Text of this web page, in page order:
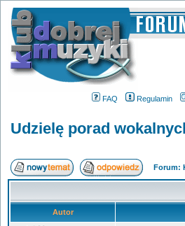
FAQ Regulamin
Udzielę porad
Forum:
Autor